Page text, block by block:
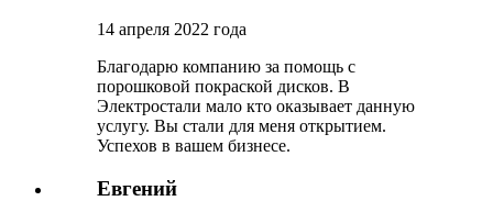
14 апреля 2022 года
Благодарю компанию за помощь с
порошковой покраской дисков. В
Электростали мало кто оказывает данную
услугу. Вы стали для меня открытием.
Успехов в вашем бизнесе.
Евгений